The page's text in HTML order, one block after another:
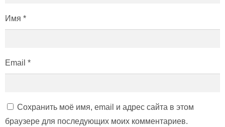
Имя *
Email *
Сохранить моё имя, email и адрес сайта в этом
браузере для последующих моих комментариев.